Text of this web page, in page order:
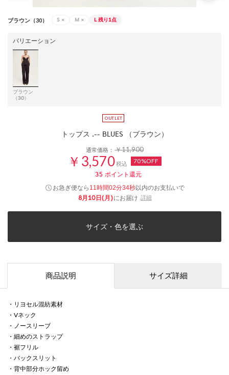
ブラウン（30） S × M × L 残り1点
バリエーション
ブラウン
（30）
トップス .-- BLUES （ブラウン）
通常価格：￥11,900
￥3,570税込 70%OFF
35 ポイント還元
お急ぎ便なら 11時間02分34秒以内のお支払いで
8月10日(月)にお届け 詳細
サイズ・色を選ぶ
商品説明 サイズ詳細
・リヨセル混紡素材
・Vネック
・ノースリーブ
・細めのストラップ
・裾フリル
・バックスリット
・背中部分ホック留め